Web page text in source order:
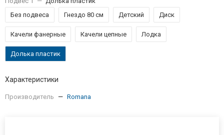
Без подвеса
Гнездо 80 см Детский Диск
Качели фанерные Качели цепные Лодка
Долька пластик
Характеристики
Производитель — Romana